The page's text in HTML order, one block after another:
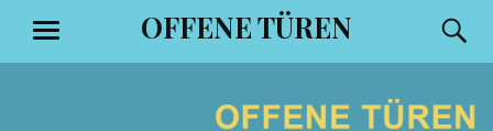
Inhalt
springen
OFFENE TÜREN
MENÜ